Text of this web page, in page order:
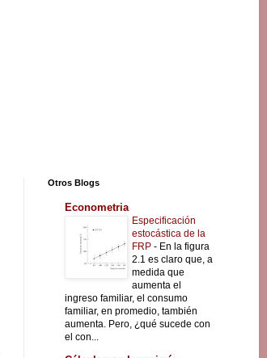
Otros Blogs
Econometria
Especificación
estocástica de la
FRP - En la figura
2.1 es claro que, a
medida que
aumenta el
ingreso familiar, el consumo
familiar, en promedio, también
aumenta. Pero, ¿qué sucede con
el con...